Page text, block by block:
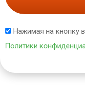
Нажимая на кнопку
Политики